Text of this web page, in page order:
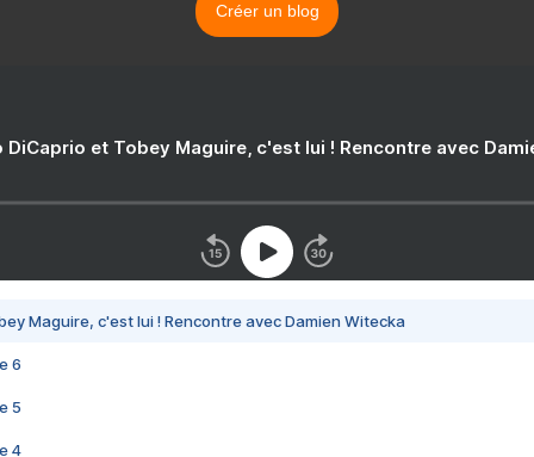
Créer un blog
DiCaprio et Tobey Maguire, c'est lui ! Rencontre avec
Maguire, c'est lui ! Rencontre avec Damien Witecka
6
5
4